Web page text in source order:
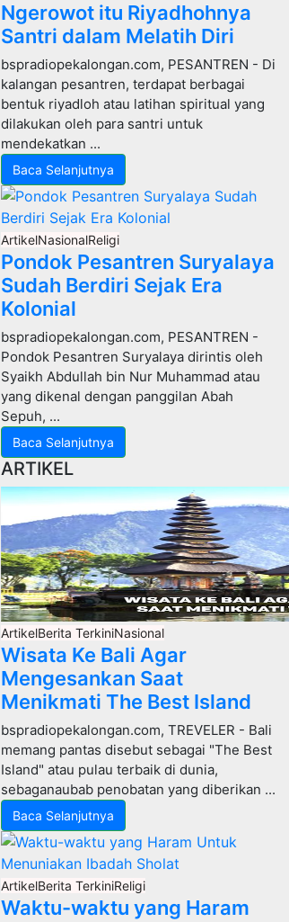
Ngerowot itu Riyadhohnya
Santri dalam Melatih Diri
bspradiopekalongan.com, PESANTREN - Di
kalangan pesantren, terdapat berbagai
bentuk riyadloh atau latihan spiritual yang
dilakukan oleh para santri untuk
mendekatkan ...
Baca Selanjutnya
ArtikelNasionalReligi
Pondok Pesantren Suryalaya
Sudah Berdiri Sejak Era
Kolonial
bspradiopekalongan.com, PESANTREN -
Pondok Pesantren Suryalaya dirintis oleh
Syaikh Abdullah bin Nur Muhammad atau
yang dikenal dengan panggilan Abah
Sepuh, ...
Baca Selanjutnya
ARTIKEL
ArtikelBerita TerkiniNasional
Wisata Ke Bali Agar
Mengesankan Saat
Menikmati The Best Island
bspradiopekalongan.com, TREVELER - Bali
memang pantas disebut sebagai "The Best
Island" atau pulau terbaik di dunia,
sebaganaubab penobatan yang diberikan ...
Baca Selanjutnya
ArtikelBerita TerkiniReligi
Waktu-waktu yang Haram